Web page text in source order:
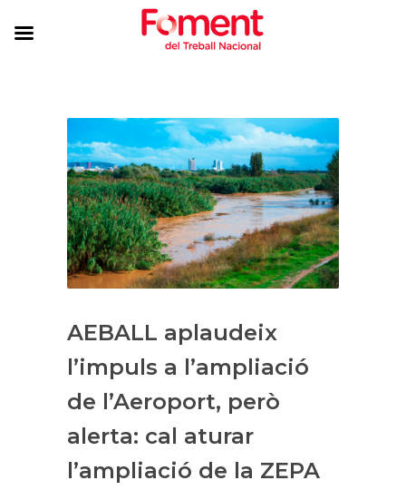
AEBALL aplaudeix
l’impuls a l’ampliació
de l’Aeroport, però
alerta: cal aturar
l’ampliació de la ZEPA